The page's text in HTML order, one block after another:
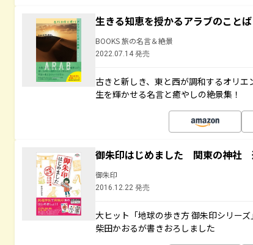
生きる知恵を授かるアラブのこと
BOOKS 旅の名言＆絶景
2022.07.14 発売
古きと新しき、東と西が調和するオリ
生を輝かせる名言と癒やしの絶景集！
御朱印はじめました 関東の神社
御朱印
2016.12.22 発売
大ヒット「地球の歩き方 御朱印シリー
柴田かおるが書きおろしました